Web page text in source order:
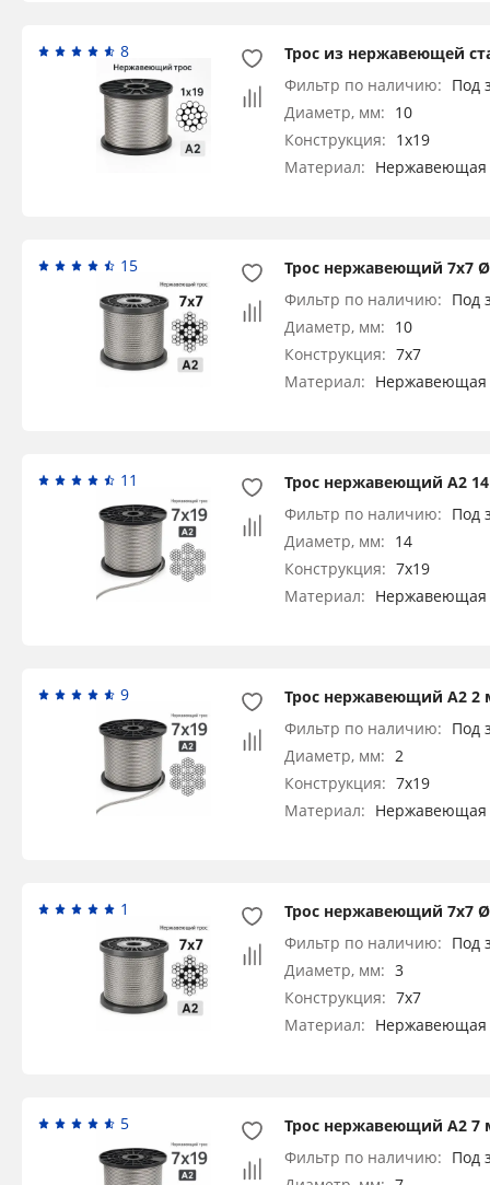
8
Трос из нержавеющей
Фильтр по наличию: Под
Диаметр, мм: 10
Конструкция: 1x19
Материал: Нержавеющая
15
Трос нержавеющий 7х7
Фильтр по наличию: Под
Диаметр, мм: 10
Конструкция: 7x7
Материал: Нержавеющая
11
Трос нержавеющий А2
Фильтр по наличию: Под
Диаметр, мм: 14
Конструкция: 7x19
Материал: Нержавеющая
9
Трос нержавеющий А2 2
Фильтр по наличию: Под
Диаметр, мм: 2
Конструкция: 7x19
Материал: Нержавеющая
1
Трос нержавеющий 7х7
Фильтр по наличию: Под
Диаметр, мм: 3
Конструкция: 7x7
Материал: Нержавеющая
5
Трос нержавеющий А2 7
Фильтр по наличию: Под